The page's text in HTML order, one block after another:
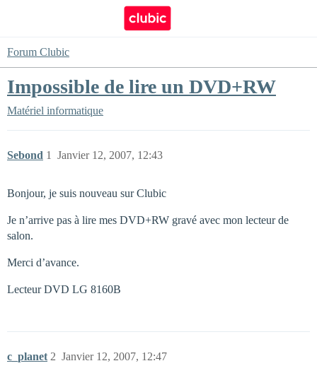
Forum Clubic
Impossible de lire un DVD+RW
Matériel informatique
Sebond Janvier 12, 2007, 12:43
1
Bonjour, je suis nouveau sur Clubic
Je n’arrive pas à lire mes DVD+RW gravé avec mon lecteur de
salon.
Merci d’avance.
Lecteur DVD LG 8160B
c_planet Janvier 12, 2007, 12:47
2